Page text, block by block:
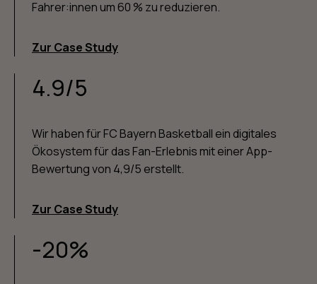
Fahrer:innen um 60 % zu reduzieren.
Zur Case Study
4.9/5
Wir haben für FC Bayern Basketball ein digitales
Ökosystem für das Fan-Erlebnis mit einer App-
Bewertung von 4,9/5 erstellt.
Zur Case Study
-20%